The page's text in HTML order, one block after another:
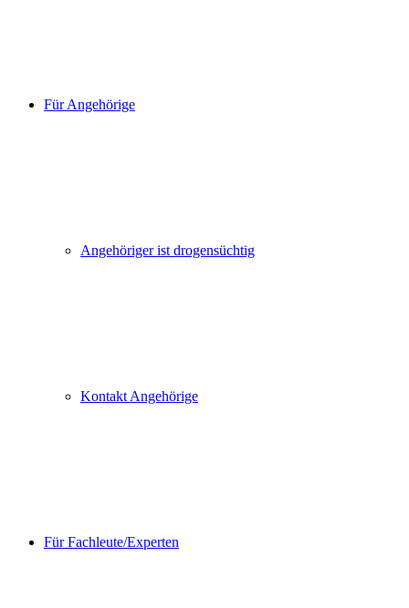
Für Angehörige
Angehöriger ist drogensüchtig
Kontakt Angehörige
Für Fachleute/Experten